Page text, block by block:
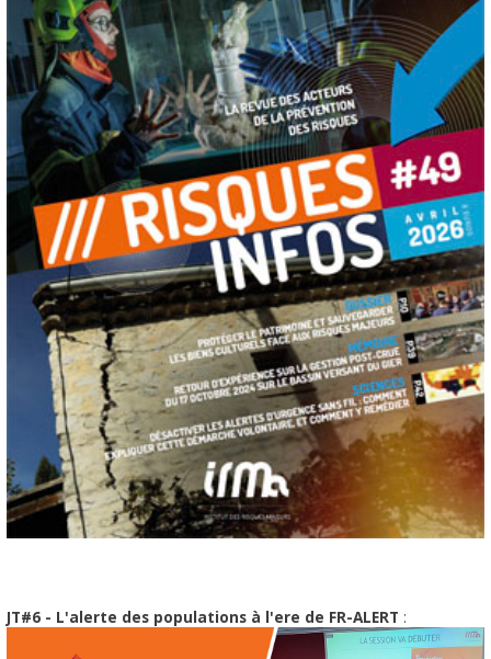
JT#6 - L'alerte des populations à l'ere de FR-ALERT :